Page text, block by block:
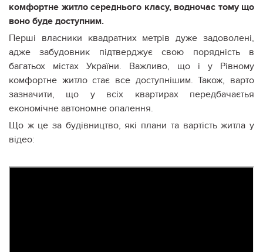
комфортне житло середнього класу, водночас тому що
воно буде доступним.
Перші власники квадратних метрів дуже задоволені,
адже забудовник підтверджує свою порядність в
багатьох містах України. Важливо, що і у Рівному
комфортне житло стає все доступнішим. Також, варто
зазначити, що у всіх квартирах передбачаєтья
економічне автономне опалення.
Що ж це за будівництво, які плани та вартість житла у
відео: